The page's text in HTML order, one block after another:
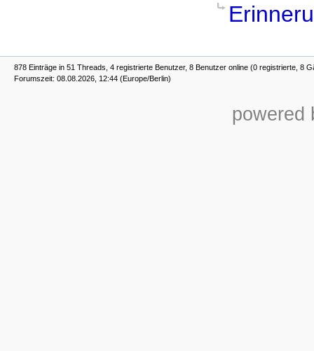
878 Einträge in 51 Threads, 4 registrierte Benutzer, 8 Benutzer online (0 registrierte, 8
Forumszeit: 08.08.2026, 12:44 (Europe/Berlin)
powered